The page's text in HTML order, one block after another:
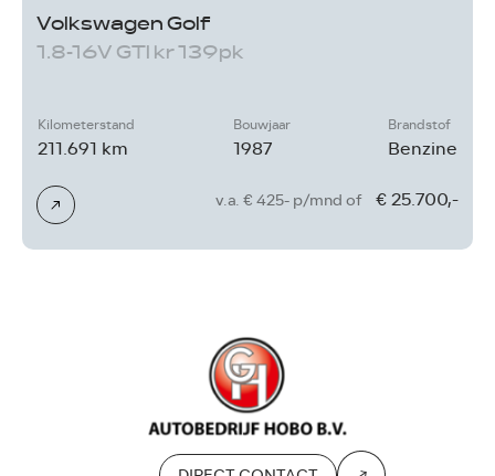
Volkswagen Golf
1.8-16V GTI kr 139pk
Kilometerstand
211.691 km
Bouwjaar
1987
Brandstof
Benzine
v.a. € 425- p/mnd of € 25.700,-